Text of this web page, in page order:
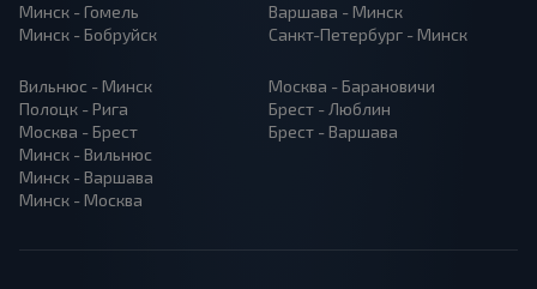
Минск - Гомель
Минск - Бобруйск
Варшава - Минск
Санкт-Петербург - Минск
Вильнюс - Минск
Полоцк - Рига
Москва - Брест
Минск - Вильнюс
Минск - Варшава
Минск - Москва
Москва - Барановичи
Брест - Люблин
Брест - Варшава